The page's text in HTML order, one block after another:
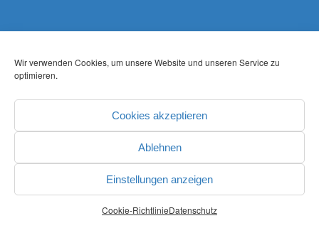
Wir verwenden Cookies, um unsere Website und unseren Service zu
optimieren.
Cookies akzeptieren
Ablehnen
Einstellungen anzeigen
Cookie-RichtlinieDatenschutz